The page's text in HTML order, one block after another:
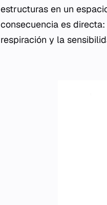
estructuras en un
consecuencia es
respiración y la